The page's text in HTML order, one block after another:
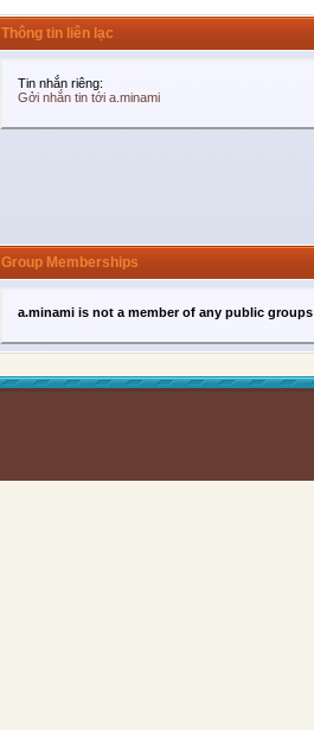
Thông tin liên lạc
Tin nhắn riêng:
Gởi nhắn tin tới a.minami
Group Memberships
a.minami is not a member of any public groups